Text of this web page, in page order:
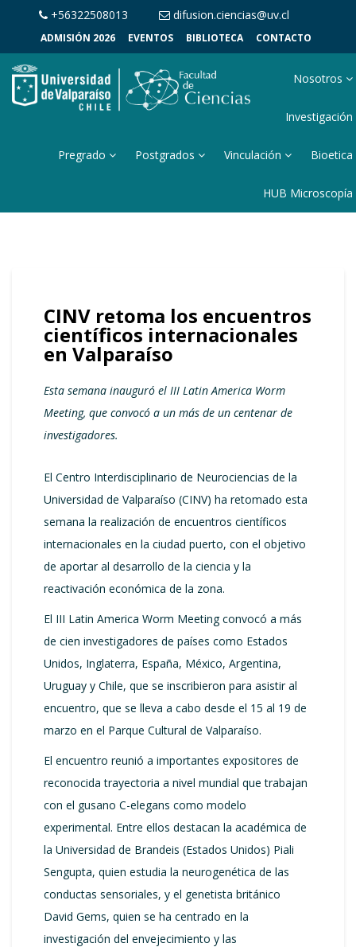
+56322508013 difusion.ciencias@uv.cl
ADMISIÓN 2026 EVENTOS BIBLIOTECA CONTACTO
Nosotros
Investigación
Pregrado Postgrados Vinculación Bioetica
HUB Microscopía
CINV retoma los encuentros
científicos internacionales
en Valparaíso
Esta semana inauguró el III Latin America Worm
Meeting, que convocó a un más de un centenar de
investigadores.
El Centro Interdisciplinario de Neurociencias de la
Universidad de Valparaíso (CINV) ha retomado esta
semana la realización de encuentros científicos
internacionales en la ciudad puerto, con el objetivo
de aportar al desarrollo de la ciencia y la
reactivación económica de la zona.
El III Latin America Worm Meeting convocó a más
de cien investigadores de países como Estados
Unidos, Inglaterra, España, México, Argentina,
Uruguay y Chile, que se inscribieron para asistir al
encuentro, que se lleva a cabo desde el 15 al 19 de
marzo en el Parque Cultural de Valparaíso.
El encuentro reunió a importantes expositores de
reconocida trayectoria a nivel mundial que trabajan
con el gusano C-elegans como modelo
experimental. Entre ellos destacan la académica de
la Universidad de Brandeis (Estados Unidos) Piali
Sengupta, quien estudia la neurogenética de las
conductas sensoriales, y el genetista británico
David Gems, quien se ha centrado en la
investigación del envejecimiento y las